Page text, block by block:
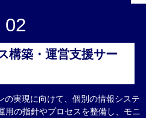
02
構築・運営支援サー
の実現に向けて、個別の情報システ
用の指針やプロセスを整備し、モニ